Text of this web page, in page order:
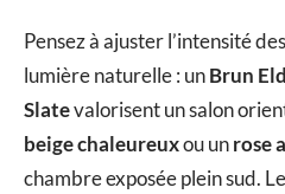
Pensez à ajuster l’intensité
lumière naturelle : unBrun
Slatevalorisent un salon
beige chaleureuxou unrose
chambre exposée plein sud.